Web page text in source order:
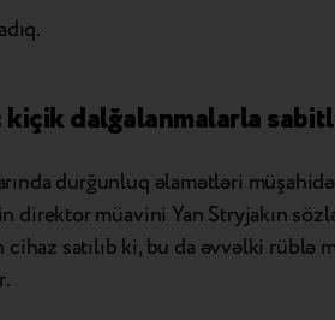
dalğalanmalarla
durğunluq əlamətləri
direktor müavini Yan Stryjakın
satılıb ki, bu da əvvəlki rüblə